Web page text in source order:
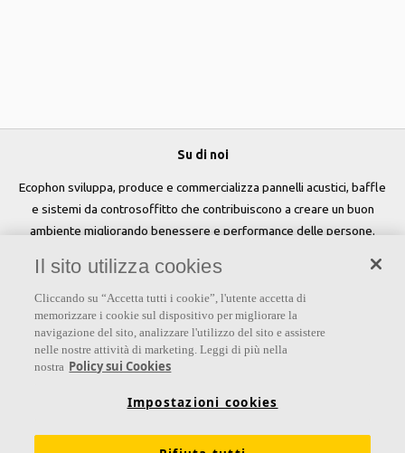
Su di noi
Ecophon sviluppa, produce e commercializza pannelli acustici, baffle
e sistemi da controsoffitto che contribuiscono a creare un buon
ambiente migliorando benessere e performance delle persone.
Seguici
Links
Il sito utilizza cookies
Cliccando su “Accetta tutti i cookie”, l'utente accetta di
memorizzare i cookie sul dispositivo per migliorare la
navigazione del sito, analizzare l'utilizzo del sito e assistere
nelle nostre attività di marketing. Leggi di più nella
nostra Policy sui Cookies
Impostazioni cookies